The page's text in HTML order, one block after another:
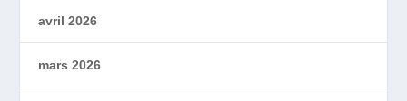
avril 2026
mars 2026